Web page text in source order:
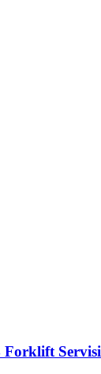
Forklift Servisi